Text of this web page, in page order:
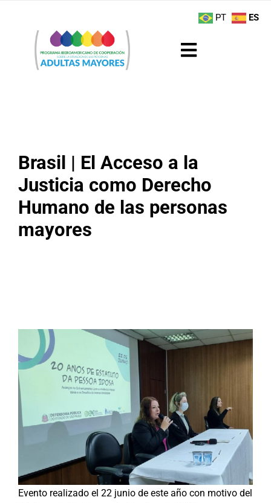
contenido
Toggle
Actividades
Boletín
Buenas Prácticas
Brasil | El Acceso a la
Justicia como Derecho
Humano de las personas
mayores
Evento realizado el 22 junio de este año con motivo del
PT ES